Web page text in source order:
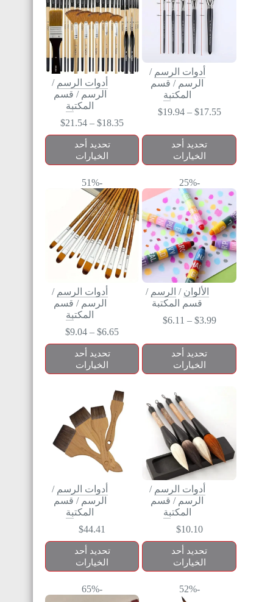
أدوات الرسم /
الرسم / قسم
المكتبة
$17.55
–
$19.94
تحديد أحد
الخيارات
أدوات الرسم /
الرسم / قسم
المكتبة
$18.35
–
$21.54
تحديد أحد
الخيارات
-25%
الألوان / الرسم /
قسم المكتبة
$3.99
–
$6.11
تحديد أحد
الخيارات
-51%
أدوات الرسم /
الرسم / قسم
المكتبة
$6.65
–
$9.04
تحديد أحد
الخيارات
أدوات الرسم /
الرسم / قسم
المكتبة
$10.10
تحديد أحد
الخيارات
أدوات الرسم /
الرسم / قسم
المكتبة
$44.41
تحديد أحد
الخيارات
-52%
-65%